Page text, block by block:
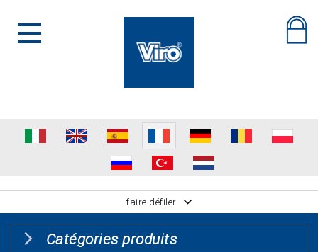
faire défiler
Catégories produits